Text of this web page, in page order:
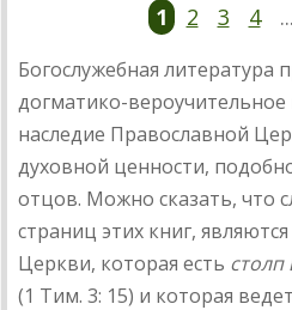
1 2 3 4 ...
Богослужебная литература
догматико-вероучительное
наследие Православной
духовной ценности,
отцов. Можно сказать, что
страниц этих книг,
Церкви, которая есть столп
(1 Тим. 3: 15) и которая